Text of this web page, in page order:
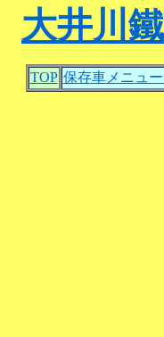
大井川
TOP 保存車メニュ